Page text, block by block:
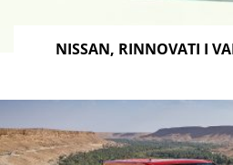
NISSAN, RINNOVATI I